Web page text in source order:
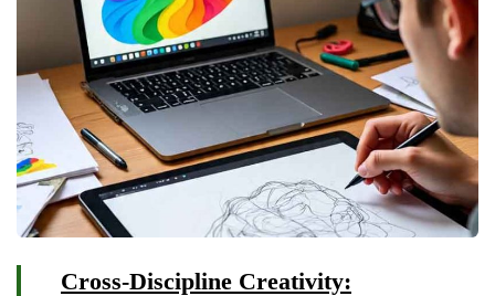
Cross-Discipline Creativity: